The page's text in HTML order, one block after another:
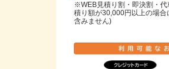
※WEB見積り割・即決割・
積り額が30,000円以上の場
含みません)